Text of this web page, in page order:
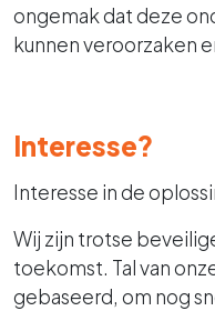
ongemak dat deze
kunnen veroorzaken
Interesse?
Interesse in de
Wij zijn trotse
toekomst. Tal van
gebaseerd, om nog